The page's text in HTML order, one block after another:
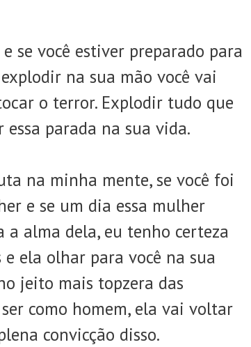
se você estiver preparado para
na sua mão você vai
o terror. Explodir tudo que
parada na sua vida.
na minha mente, se você foi
e se um dia essa mulher
a alma dela, eu tenho certeza
ela olhar para você na sua
jeito mais topzera das
como homem, ela vai voltar
convicção disso.